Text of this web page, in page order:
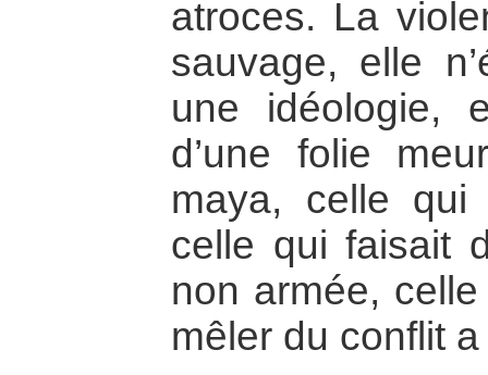
atroces. La
sauvage, elle
une idéologie,
d’une folie
maya, celle qui
celle qui faisait
non armée,
mêler du conflit